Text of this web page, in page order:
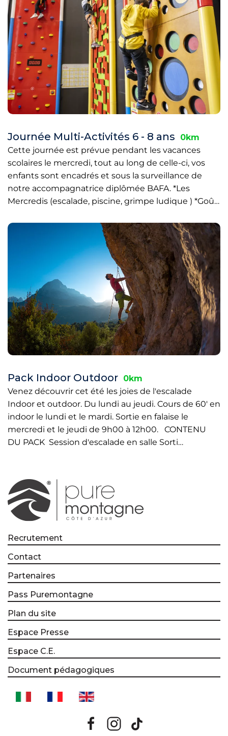
Journée Multi-Activités 6 - 8 ans
0km
Cette journée est prévue pendant les vacances
scolaires le mercredi, tout au long de celle-ci, vos
enfants sont encadrés et sous la surveillance de
notre accompagnatrice diplômée BAFA. *Les
Mercredis (escalade, piscine, grimpe ludique ) *Goû…
Pack Indoor Outdoor 0km
Venez découvrir cet été les joies de l'escalade
Indoor et outdoor. Du lundi au jeudi. Cours de 60' en
indoor le lundi et le mardi. Sortie en falaise le
mercredi et le jeudi de 9h00 à 12h00. CONTENU
DU PACK Session d'escalade en salle Sorti…
Recrutement
Contact
Partenaires
Pass Puremontagne
Plan du site
Espace Presse
Espace C.E.
Document pédagogiques